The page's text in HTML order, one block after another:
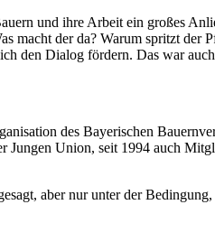
und ihre Arbeit ein großes
macht der da? Warum spritzt der
den Dialog fördern. Das war
des Bayerischen
Union, seit 1994 auch
aber nur unter der